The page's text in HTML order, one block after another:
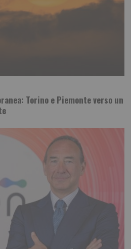
Torino e Piemonte verso un